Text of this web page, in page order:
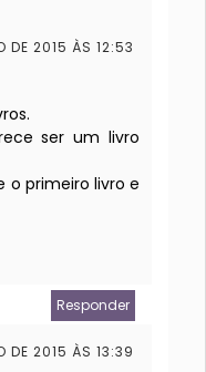
DE 2015 ÀS 12:53
ser um livro
o primeiro livro e
Responder
DE 2015 ÀS 13:39